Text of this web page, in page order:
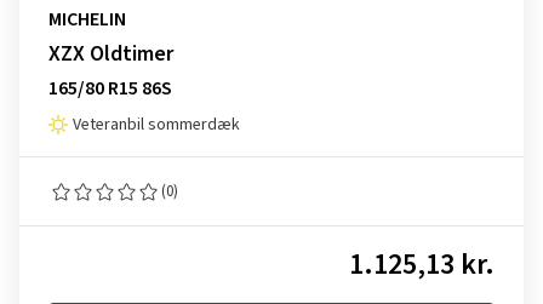
MICHELIN
XZX Oldtimer
165/80 R15 86S
Veteranbil sommerdæk
(0)
1.125,13 kr.